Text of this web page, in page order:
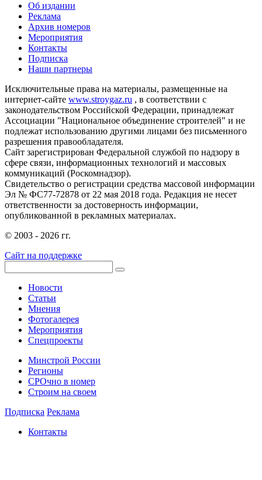
Об издании
Реклама
Архив номеров
Мероприятия
Контакты
Подписка
Наши партнеры
Исключительные права на материалы, размещенные на
интернет-сайте www.stroygaz.ru , в соответствии с
законодательством Российской Федерации, принадлежат
Ассоциации "Национальное объединение строителей" и не
подлежат использованию другими лицами без письменного
разрешения правообладателя.
Сайт зарегистрирован Федеральной службой по надзору в
сфере связи, информационных технологий и массовых
коммуникаций (Роскомнадзор).
Свидетельство о регистрации средства массовой информации
Эл № ФС77-72878 от 22 мая 2018 года. Редакция не несет
ответственности за достоверность информации,
опубликованной в рекламных материалах.
© 2003 - 2026 гг.
Сайт на поддержке
Новости
Статьи
Мнения
Фотогалерея
Мероприятия
Спецпроекты
Минстрой России
Регионы
СРОчно в номер
Строим на своем
Подписка Реклама
Контакты